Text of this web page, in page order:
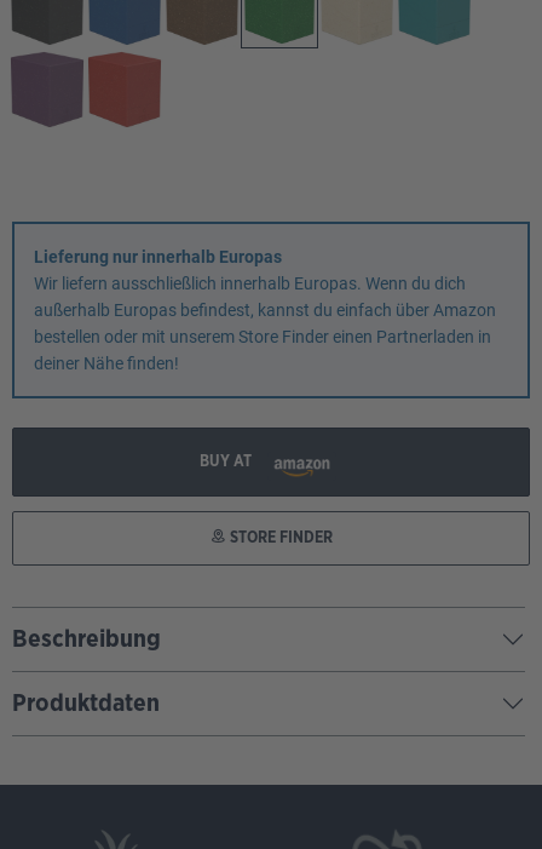
Lieferung nur innerhalb Europas
Wir liefern ausschließlich innerhalb Europas. Wenn du dich
außerhalb Europas befindest, kannst du einfach über Amazon
bestellen oder mit unserem Store Finder einen Partnerladen in
deiner Nähe finden!
BUY AT
STORE FINDER
Beschreibung
Produktdaten